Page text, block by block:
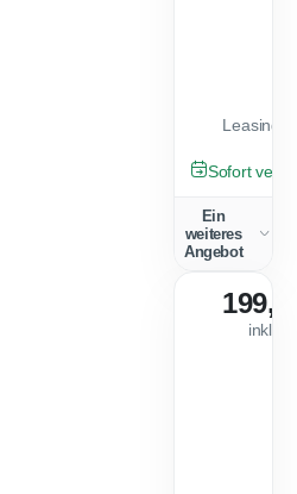
GEBRAUCHT
Sofort
Ein
weiteres
Angebot
inkl.